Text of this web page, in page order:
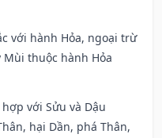
với hành Hỏa, ngoại trừ
Mùi thuộc hành Hỏa
với Sửu và Dậu
hại Dần, phá Thân,